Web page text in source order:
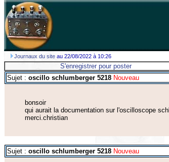
Journaux du site au 22/08/2022 à 10:26
S'enregistrer pour poster
Sujet : oscillo schlumberger 5218 Nouveau
bonsoir
qui aurait la documentation sur l'oscilloscope
merci.christian
Sujet : oscillo schlumberger 5218 Nouveau